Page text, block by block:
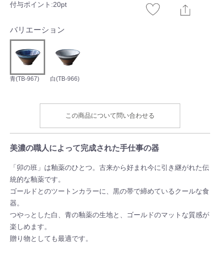
付与ポイント:20pt
バリエーション
青(TB-967) 白(TB-966)
この商品について問い合わせる
美濃の職人によって完成された手仕事の器
「卯の班」は釉薬のひとつ。古来から好まれ今に引き継がれた伝
統的な釉薬です。
ゴールドとのツートンカラーに、黒の帯で締めているクールな食
器。
つやっとした白、青の釉薬の生地と、ゴールドのマットな質感が
楽しめます。
贈り物としても最適です。